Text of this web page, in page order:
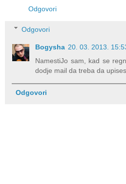
Odgovori
Odgovori
Bogysha 20. 03. 2013.
NamestiJo sam, kad se
dodje mail da treba da
Odgovori